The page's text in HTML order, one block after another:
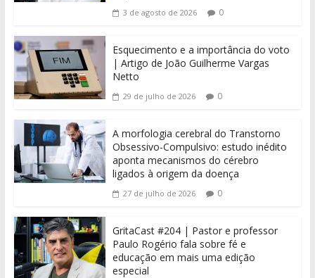
3 de agosto de 2026 0
Esquecimento e a importância do voto
| Artigo de João Guilherme Vargas
Netto
29 de julho de 2026 0
A morfologia cerebral do Transtorno
Obsessivo-Compulsivo: estudo inédito
aponta mecanismos do cérebro
ligados à origem da doença
27 de julho de 2026 0
GritaCast #204 | Pastor e professor
Paulo Rogério fala sobre fé e
educação em mais uma edição
especial